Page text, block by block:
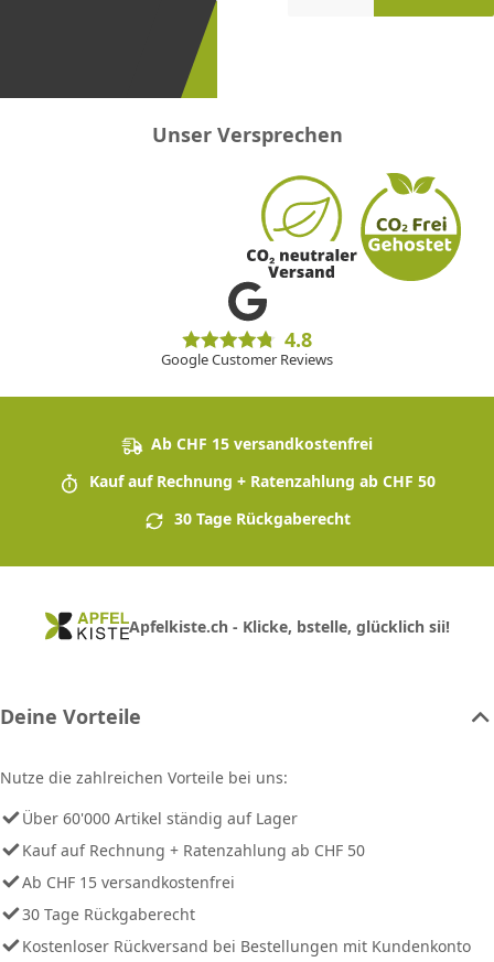
Unser Versprechen
4.8
Google Customer Reviews
Ab CHF 15 versandkostenfrei
Kauf auf Rechnung + Ratenzahlung ab CHF 50
30 Tage Rückgaberecht
Apfelkiste.ch - Klicke, bstelle, glücklich sii!
Deine Vorteile
Nutze die zahlreichen Vorteile bei uns:
Über 60'000 Artikel ständig auf Lager
Kauf auf Rechnung + Ratenzahlung ab CHF 50
Ab CHF 15 versandkostenfrei
30 Tage Rückgaberecht
Kostenloser Rückversand bei Bestellungen mit Kundenkonto